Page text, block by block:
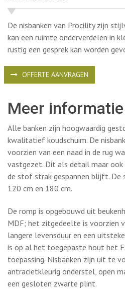
rustig een gesprek kan worden
OFFERTE AANVRAGEN
Meer informatie
Alle banken zijn hoogwaardig
voorzien van een naad in de rug
vastgezet. Dit als detail maar ook
de stof strak gespannen blijft. De
120 cm en 180 cm.
De romp is opgebouwd uit
MDF; het zitgedeelte is voorzien
langere levensduur en een
toepassing. Nisbanken zijn uit te
antracietkleurig onderstel, open
een gesloten zwarte plint.
DELEN